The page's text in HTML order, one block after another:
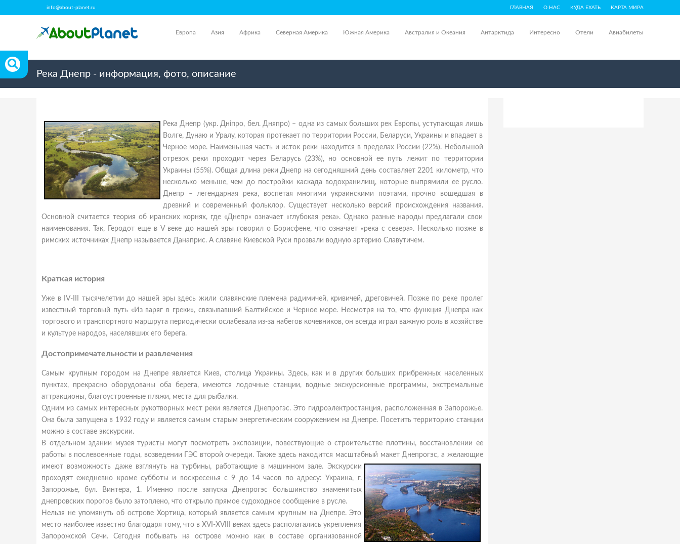
info@about-planet.ru ГЛАВНАЯ О НАС КУДА ЕХАТЬ КАРТА МИРА
Европа Азия Африка Северная Америка Южная Америка Австралия и Океания Антарктида Интересно Отели Авиабилеты
Река Днепр - информация, фото, описание
Река Днепр (укр. Дніпро, бел. Дняпро) – одна из самых больших рек Европы, уступающая лишь
Волге, Дунаю и Уралу, которая протекает по территории России, Беларуси, Украины и впадает в
Черное море. Наименьшая часть и исток реки находится в пределах России (22%). Небольшой
отрезок реки проходит через Беларусь (23%), но основной ее путь лежит по территории
Украины (55%). Общая длина реки Днепр на сегодняшний день составляет 2201 километр, что
несколько меньше, чем до постройки каскада водохранилищ, которые выпрямили ее русло.
Днепр – легендарная река, воспетая многими украинскими поэтами, прочно вошедшая в
древний и современный фольклор. Существует несколько версий происхождения названия.
Основной считается теория об иранских корнях, где «Днепр» означает «глубокая река». Однако разные народы предлагали свои
наименования. Так, Геродот еще в V веке до нашей эры говорил о Борисфене, что означает «река с севера». Несколько позже в
римских источниках Днепр называется Данаприс. А славяне Киевской Руси прозвали водную артерию Славутичем.
Краткая история
Уже в IV-III тысячелетии до нашей эры здесь жили славянские племена радимичей, кривичей, дреговичей. Позже по реке пролег
известный торговый путь «Из варяг в греки», связывавший Балтийское и Черное море. Несмотря на то, что функция Днепра как
торгового и транспортного маршрута периодически ослабевала из-за набегов кочевников, он всегда играл важную роль в хозяйстве
и культуре народов, населявших его берега.
Достопримечательности и развлечения
Самым крупным городом на Днепре является Киев, столица Украины. Здесь, как и в других больших прибрежных населенных
пунктах, прекрасно оборудованы оба берега, имеются лодочные станции, водные экскурсионные программы, экстремальные
аттракционы, благоустроенные пляжи, места для рыбалки.
Одним из самых интересных рукотворных мест реки является Днепрогэс. Это гидроэлектростанция, расположенная в Запорожье.
Она была запущена в 1932 году и является самым старым энергетическим сооружением на Днепре. Посетить территорию станции
можно в составе экскурсии.
В отдельном здании музея туристы могут посмотреть экспозиции, повествующие о строительстве плотины, восстановлении ее
работы в послевоенные годы, возведении ГЭС второй очереди. Также здесь находится масштабный макет Днепрогэс, а желающие
имеют возможность даже взглянуть на турбины, работающие в машинном зале. Экскурсии
проходят ежедневно кроме субботы и воскресенья с 9 до 14 часов по адресу: Украина, г.
Запорожье, бул. Винтера, 1. Именно после запуска Днепрогэс большинство знаменитых
днепровских порогов было затоплено, что открыло прямое судоходное сообщение в русле.
Нельзя не упомянуть об острове Хортица, который является самым крупным на Днепре. Это
место наиболее известно благодаря тому, что в XVI-XVIII веках здесь располагались укрепления
Запорожской Сечи. Сегодня побывать на острове можно как в составе организованной